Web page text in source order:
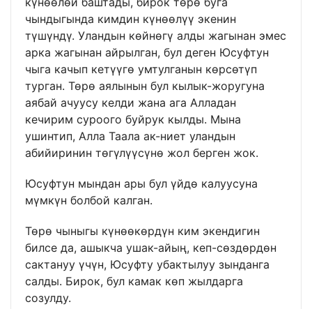
чындыгында кимдин күнөөлүү экенин
түшүндү. Уландын көйнөгү алды жагынан эмес
арка жагынан айрылган, бул деген Юсуфтун
чыга качып кетүүгө умтулганын көрсөтүп
турган. Төрө аялынын бул кылык-жоругуна
аябай ачуусу келди жана ага Алладан
кечирим суроого буйрук кылды. Мына
ушинтип, Алла Таала ак-ниет уландын
абийиринин төгүлүүсүнө жол берген жок.
Юсуфтун мындан ары бул үйдө калуусуна
мүмкүн болбой калган.
Төрө чыныгы күнөөкөрдүн ким экендигин
билсе да, ашыкча ушак-айың, кеп-сөздөрдөн
сактануу үчүн, Юсуфту убактылуу зынданга
салды. Бирок, бул камак көп жылдарга
созулду.